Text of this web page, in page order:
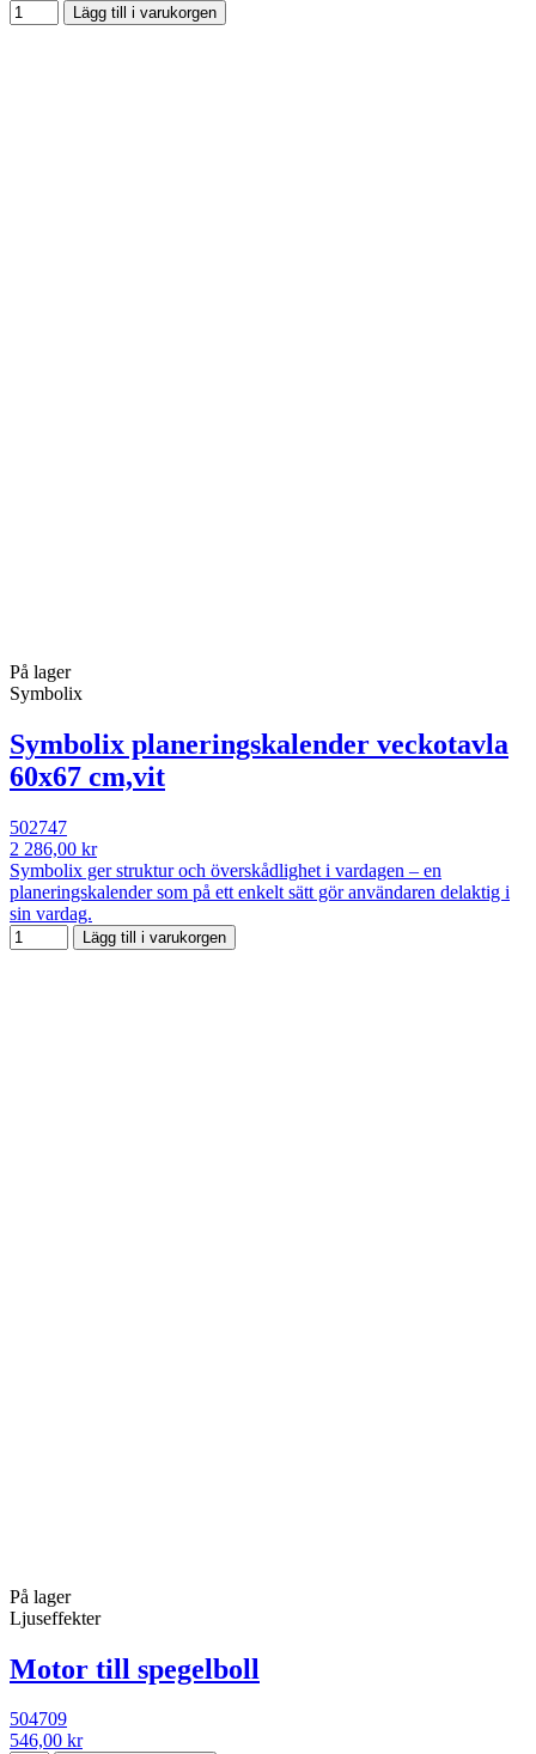
Lägg till i varukorgen
På lager
Symbolix
Symbolix planeringskalender veckotavla
60x67 cm,vit
502747
2 286,00 kr
Symbolix ger struktur och överskådlighet i vardagen – en
planeringskalender som på ett enkelt sätt gör användaren delaktig i
sin vardag.
Lägg till i varukorgen
På lager
Ljuseffekter
Motor till spegelboll
504709
546,00 kr